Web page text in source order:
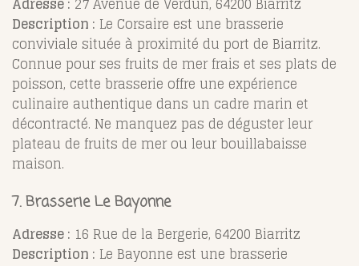
Description : Le Corsaire est une brasserie
conviviale située à proximité du port de Biarritz.
Connue pour ses fruits de mer frais et ses plats de
poisson, cette brasserie offre une expérience
culinaire authentique dans un cadre marin et
décontracté. Ne manquez pas de déguster leur
plateau de fruits de mer ou leur bouillabaisse
maison.
7. Brasserie Le Bayonne
Adresse : 16 Rue de la Bergerie, 64200 Biarritz
Description : Le Bayonne est une brasserie